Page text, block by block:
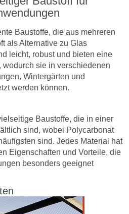
Baustoffe, die aus mehreren
als Alternative zu Glas
leicht, robust und bieten eine
sie in verschiedenen
Wintergärten und
werden können.
Baustoffe, die in einer
sind, wobei Polycarbonat
sind. Jedes Material hat
Eigenschaften und Vorteile, die
besonders geeignet